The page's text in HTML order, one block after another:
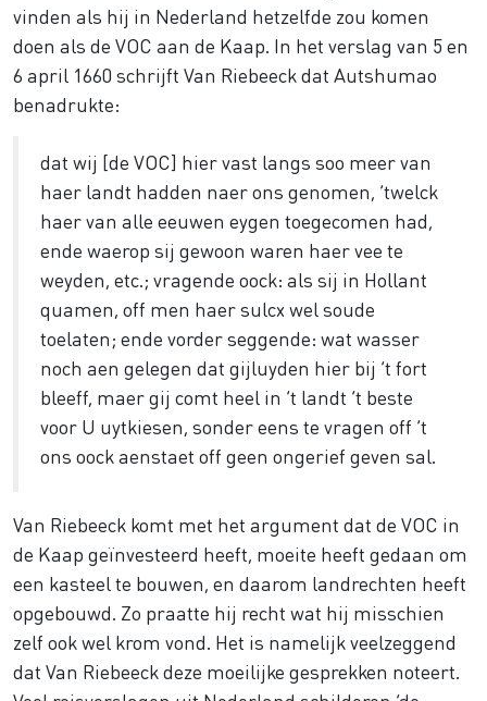
vinden als hij in Nederland hetzelfde zou komen
doen als de VOC aan de Kaap. In het verslag van 5 en
6 april 1660 schrijft Van Riebeeck dat Autshumao
benadrukte:
dat wij [de VOC] hier vast langs soo meer van
haer landt hadden naer ons genomen, ’twelck
haer van alle eeuwen eygen toegecomen had,
ende waerop sij gewoon waren haer vee te
weyden, etc.; vragende oock: als sij in Hollant
quamen, off men haer sulcx wel soude
toelaten; ende vorder seggende: wat wasser
noch aen gelegen dat gijluyden hier bij ’t fort
bleeff, maer gij comt heel in ’t landt ’t beste
voor U uytkiesen, sonder eens te vragen off ’t
ons oock aenstaet off geen ongerief geven sal.
Van Riebeeck komt met het argument dat de VOC in
de Kaap geïnvesteerd heeft, moeite heeft gedaan om
een kasteel te bouwen, en daarom landrechten heeft
opgebouwd. Zo praatte hij recht wat hij misschien
zelf ook wel krom vond. Het is namelijk veelzeggend
dat Van Riebeeck deze moeilijke gesprekken noteert.